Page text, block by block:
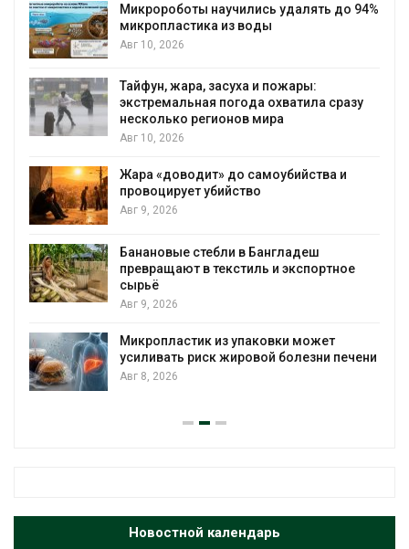
Микророботы научились удалять до 94%
микропластика из воды
Авг 10, 2026
Тайфун, жара, засуха и пожары:
экстремальная погода охватила сразу
несколько регионов мира
Авг 10, 2026
Жара «доводит» до самоубийства и
провоцирует убийство
Авг 9, 2026
Банановые стебли в Бангладеш
превращают в текстиль и экспортное
сырьё
Авг 9, 2026
Микропластик из упаковки может
усиливать риск жировой болезни печени
Авг 8, 2026
Новостной календарь